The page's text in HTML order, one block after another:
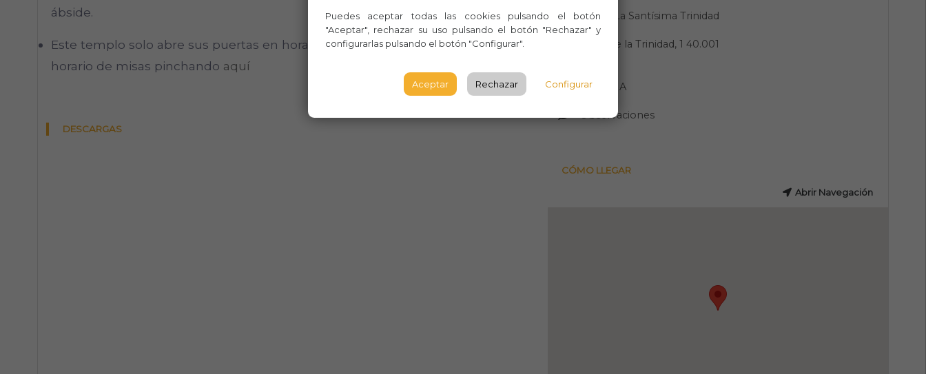
ábside.
Este templo solo abre sus puertas en horario de culto. Puede consultar el
horario de misas pinchando aquí
DESCARGAS
Iglesia La Santísima Trinidad
Plaza de la Trinidad, 1 40.001
SEGOVIA
Observaciones
CÓMO LLEGAR
Abrir Navegación
Puedes aceptar todas las cookies pulsando el botón
"Aceptar", rechazar su uso pulsando el botón "Rechazar" y
configurarlas pulsando el botón "Configurar".
Aceptar Rechazar Configurar